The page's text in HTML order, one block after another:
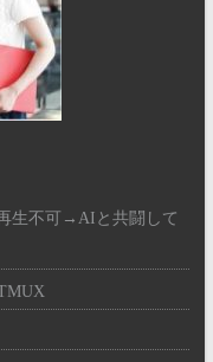
生不可→AIと共闘して